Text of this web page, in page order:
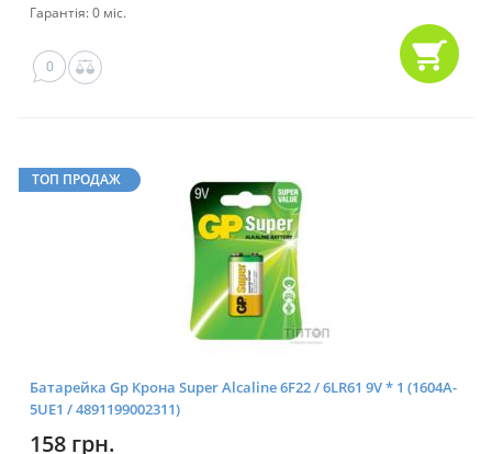
Гарантія: 0 міс.
0
ТОП ПРОДАЖ
Батарейка Gp Крона Super Alcaline 6F22 / 6LR61 9V * 1 (1604A-
5UE1 / 4891199002311)
158 грн.